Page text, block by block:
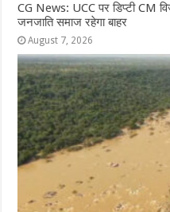
CG News: UCC पर डिप्टी CM
जनजाति समाज रहेगा बाहर
August 7, 2026